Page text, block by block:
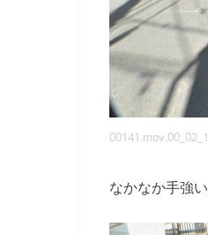
なかなか手強